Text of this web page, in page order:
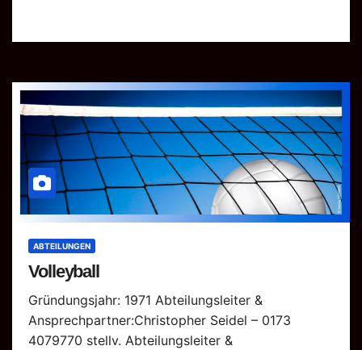
ABTEILUNGEN
Volleyball
Gründungsjahr: 1971 Abteilungsleiter &
Ansprechpartner:Christopher Seidel – 0173
4079770 stellv. Abteilungsleiter &